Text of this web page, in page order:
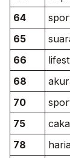
64
65
66
68
70
75
78